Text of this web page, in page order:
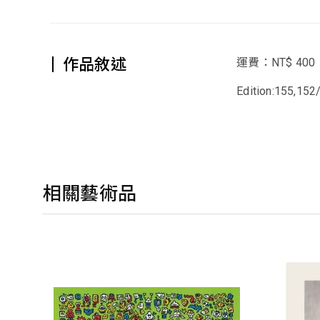
作品敘述 運費：NT$ 400
相關藝術品